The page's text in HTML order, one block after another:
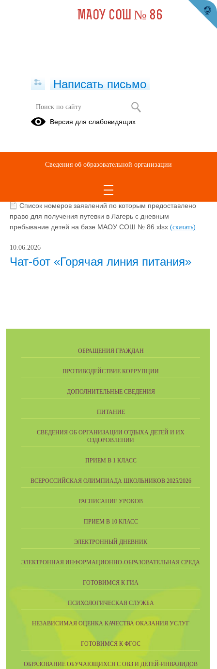
Иная информация
пребыванием детей на базе образовательных
Список номеров заявлений по которым предоставлено
право для получения путевки в Лагерь с дневным
пребывание детей на базе МАОУ СОШ № 86.xlsx (скачать)
10.06.2026
Чат-бот «Горячая линия питания»
ОБРАЩЕНИЯ ГРАЖДАН
ПРОТИВОДЕЙСТВИЕ КОРРУПЦИИ
ДОПОЛНИТЕЛЬНЫЕ СВЕДЕНИЯ
ПИТАНИЕ
СВЕДЕНИЯ ОБ ОРГАНИЗАЦИИ ОТДЫХА ДЕТЕЙ И ИХ
ОЗДОРОВЛЕНИИ
ПРИЕМ В 1 КЛАСС
ВСЕРОССИЙСКАЯ ОЛИМПИАДА ШКОЛЬНИКОВ 2025/2026
РАСПИСАНИЕ УРОКОВ
ПРИЕМ В 10 КЛАСС
ЭЛЕКТРОННЫЙ ДНЕВНИК
ЭЛЕКТРОННАЯ ИНФОРМАЦИОННО-ОБРАЗОВАТЕЛЬНАЯ СРЕДА
ГОТОВИМСЯ К ГИА
ПСИХОЛОГИЧЕСКАЯ СЛУЖБА
НЕЗАВИСИМАЯ ОЦЕНКА КАЧЕСТВА ОКАЗАНИЯ УСЛУГ
ГОТОВИМСЯ К ФГОС
ОБРАЗОВАНИЕ ОБУЧАЮЩИХСЯ С ОВЗ И ДЕТЕЙ-ИНВАЛИДОВ
МАОУ СОШ № 86
Написать письмо
Версия для слабовидящих
Сведения об образовательной организации